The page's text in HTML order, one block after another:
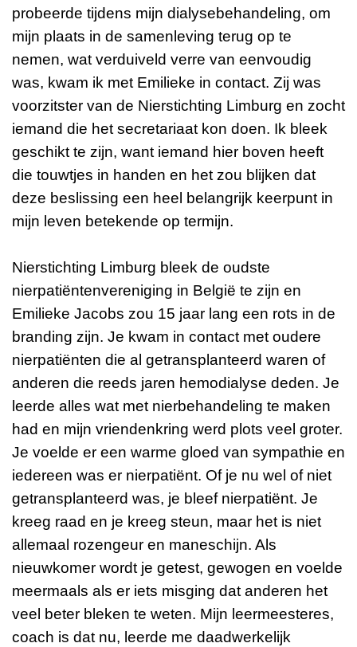
probeerde tijdens mijn dialysebehandeling, om
mijn plaats in de samenleving terug op te
nemen, wat verduiveld verre van eenvoudig
was, kwam ik met Emilieke in contact. Zij was
voorzitster van de Nierstichting Limburg en zocht
iemand die het secretariaat kon doen. Ik bleek
geschikt te zijn, want iemand hier boven heeft
die touwtjes in handen en het zou blijken dat
deze beslissing een heel belangrijk keerpunt in
mijn leven betekende op termijn.
Nierstichting Limburg bleek de oudste
nierpatiëntenvereniging in België te zijn en
Emilieke Jacobs zou 15 jaar lang een rots in de
branding zijn. Je kwam in contact met oudere
nierpatiënten die al getransplanteerd waren of
anderen die reeds jaren hemodialyse deden. Je
leerde alles wat met nierbehandeling te maken
had en mijn vriendenkring werd plots veel groter.
Je voelde er een warme gloed van sympathie en
iedereen was er nierpatiënt. Of je nu wel of niet
getransplanteerd was, je bleef nierpatiënt. Je
kreeg raad en je kreeg steun, maar het is niet
allemaal rozengeur en maneschijn. Als
nieuwkomer wordt je getest, gewogen en voelde
meermaals als er iets misging dat anderen het
veel beter bleken te weten. Mijn leermeesteres,
coach is dat nu, leerde me daadwerkelijk